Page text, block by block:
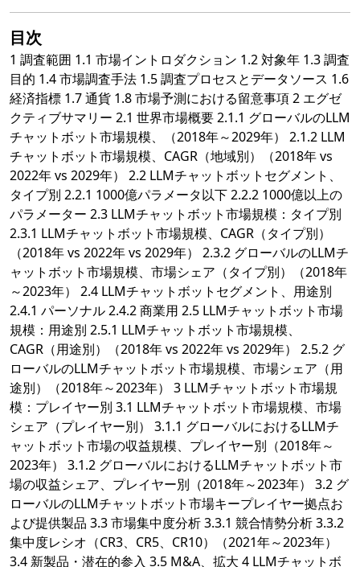
目次
1 調査範囲 1.1 市場イントロダクション 1.2 対象年 1.3 調査
目的 1.4 市場調査手法 1.5 調査プロセスとデータソース 1.6
経済指標 1.7 通貨 1.8 市場予測における留意事項 2 エグゼ
クティブサマリー 2.1 世界市場概要 2.1.1 グローバルのLLM
チャットボット市場規模、（2018年～2029年） 2.1.2 LLM
チャットボット市場規模、CAGR（地域別）（2018年 vs
2022年 vs 2029年） 2.2 LLMチャットボットセグメント、
タイプ別 2.2.1 1000億パラメータ以下 2.2.2 1000億以上の
パラメーター 2.3 LLMチャットボット市場規模：タイプ別
2.3.1 LLMチャットボット市場規模、CAGR（タイプ別）
（2018年 vs 2022年 vs 2029年） 2.3.2 グローバルのLLMチ
ャットボット市場規模、市場シェア（タイプ別）（2018年
～2023年） 2.4 LLMチャットボットセグメント、用途別
2.4.1 パーソナル 2.4.2 商業用 2.5 LLMチャットボット市場
規模：用途別 2.5.1 LLMチャットボット市場規模、
CAGR（用途別）（2018年 vs 2022年 vs 2029年） 2.5.2 グ
ローバルのLLMチャットボット市場規模、市場シェア（用
途別）（2018年～2023年） 3 LLMチャットボット市場規
模：プレイヤー別 3.1 LLMチャットボット市場規模、市場
シェア（プレイヤー別） 3.1.1 グローバルにおけるLLMチ
ャットボット市場の収益規模、プレイヤー別（2018年～
2023年） 3.1.2 グローバルにおけるLLMチャットボット市
場の収益シェア、プレイヤー別（2018年～2023年） 3.2 グ
ローバルのLLMチャットボット市場キープレイヤー拠点お
よび提供製品 3.3 市場集中度分析 3.3.1 競合情勢分析 3.3.2
集中度レシオ（CR3、CR5、CR10）（2021年～2023年）
3.4 新製品・潜在的参入 3.5 M&A、拡大 4 LLMチャットボ